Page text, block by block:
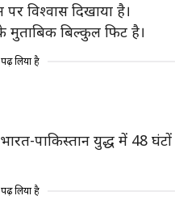
विश्वास दिखाया है।
मुताबिक बिल्कुल फिट है।
पढ़ लिया है
भारत-पाकिस्तान युद्ध में
पढ़ लिया है